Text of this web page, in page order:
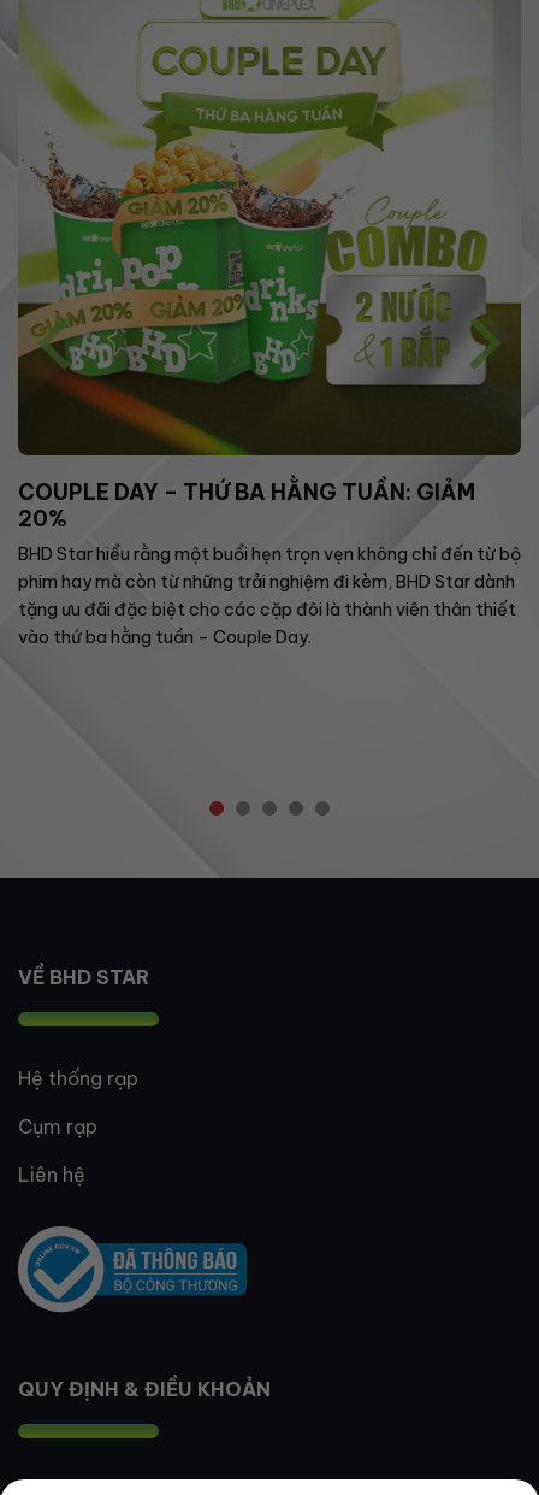
COUPLE DAY – THỨ BA HẰNG TUẦN: GIẢM
20%
BHD Star hiểu rằng một buổi hẹn trọn vẹn không chỉ đến từ bộ
phim hay mà còn từ những trải nghiệm đi kèm, BHD Star dành
tặng ưu đãi đặc biệt cho các cặp đôi là thành viên thân thiết
vào thứ ba hằng tuần – Couple Day.
VỀ BHD STAR
Hệ thống rạp
Cụm rạp
Liên hệ
QUY ĐỊNH & ĐIỀU KHOẢN
Quy định thành viên